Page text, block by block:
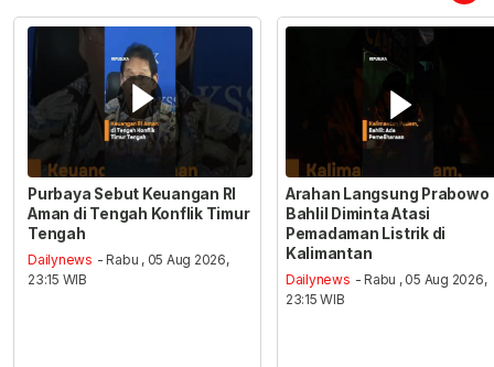
Purbaya Sebut Keuangan RI
Aman di Tengah Konflik Timur
Tengah
Dailynews - Rabu , 05 Aug 2026,
23:15 WIB
Arahan Langsung Prabowo
Bahlil Diminta Atasi
Pemadaman Listrik di
Kalimantan
Dailynews - Rabu , 05 Aug 2026,
23:15 WIB